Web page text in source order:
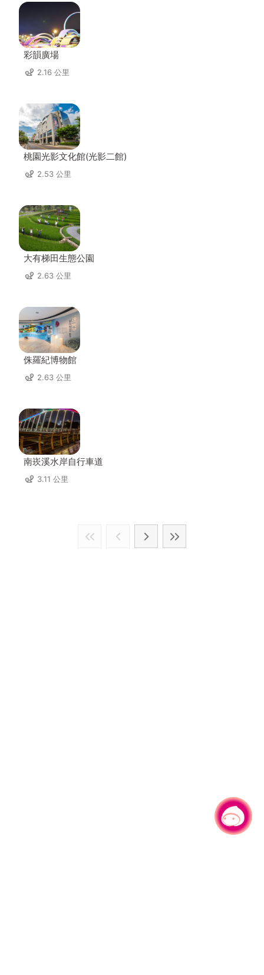
彩韻廣場
2.16 公里
桃園光影文化館(光影二館)
2.53 公里
大有梯田生態公園
2.63 公里
侏羅紀博物館
2.63 公里
南崁溪水岸自行車道
3.11 公里